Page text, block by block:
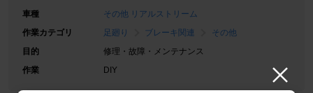
車種
その他 リアルストリーム
作業カテゴリ
足廻り ブレーキ関連
その他
目的
修理・故障・メンテナンス
作業
DIY